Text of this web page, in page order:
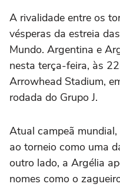
A rivalidade entre os
vésperas da estreia
Mundo. Argentina e
nesta terça-feira, às
Arrowhead Stadium,
rodada do Grupo J.
Atual campeã
ao torneio como uma
outro lado, a Argélia
nomes como o